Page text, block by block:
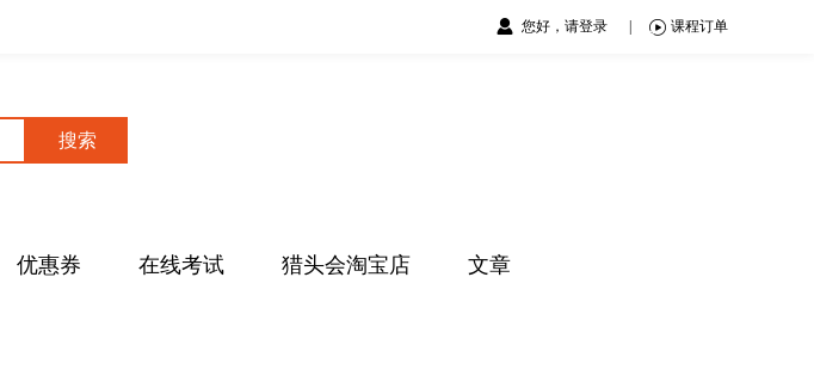
您好，请登录 课程订单
搜索
优惠券 在线考试 猎头会淘宝店 文章